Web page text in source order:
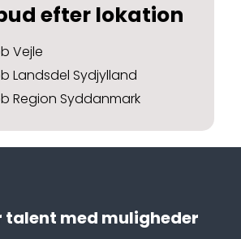
efter lokation
Vejle
Landsdel Sydjylland
Region Syddanmark
talent med muligheder